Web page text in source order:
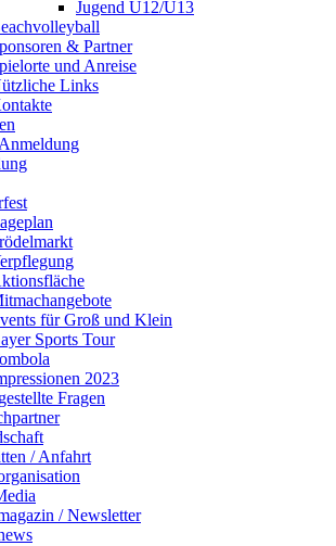
Jugend U12/U13
& Partner
und Anreise
Links
für Groß und Klein
Sports Tour
2023
Fragen
/ Anfahrt
/ Newsletter